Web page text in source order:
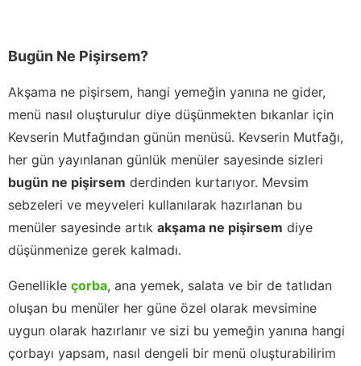
Bugün Ne Pişirsem?
Akşama ne pişirsem, hangi yemeğin yanına ne gider,
menü nasıl oluşturulur diye düşünmekten bıkanlar için
Kevserin Mutfağından günün menüsü. Kevserin Mutfağı,
her gün yayınlanan günlük menüler sayesinde sizleri
bugün ne pişirsem derdinden kurtarıyor. Mevsim
sebzeleri ve meyveleri kullanılarak hazırlanan bu
menüler sayesinde artık akşama ne pişirsem diye
düşünmenize gerek kalmadı.
Genellikle çorba, ana yemek, salata ve bir de tatlıdan
oluşan bu menüler her güne özel olarak mevsimine
uygun olarak hazırlanır ve sizi bu yemeğin yanına hangi
çorbayı yapsam, nasıl dengeli bir menü oluşturabilirim